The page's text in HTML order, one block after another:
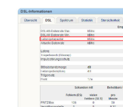
Mikrocontroller
Nützliches
Raspberry